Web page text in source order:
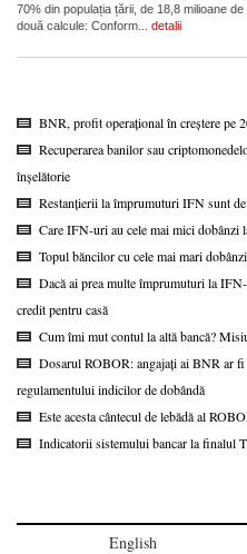
70% din populația țării, de 18,8 milioane
două calcule: Conform... detalii
BNR, profit operațional în creștere pe
Recuperarea banilor sau
înșelătorie
Restanțierii la împrumuturi IFN sunt
Care IFN-uri au cele mai mici dobânzi
Topul băncilor cu cele mai mari
Dacă ai prea multe împrumuturi la
credit pentru casă
Cum îmi mut contul la altă bancă?
Dosarul ROBOR: angajați ai BNR ar
regulamentului indicilor de dobândă
Este acesta cântecul de lebădă al
Indicatorii sistemului bancar la finalul
English